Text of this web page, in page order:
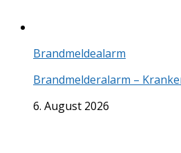
Brandmeldealarm
Brandmelderalarm –
6. August 2026